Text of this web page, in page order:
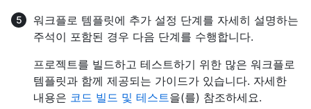
워크플로 템플릿에 추가 설정 단계를 자세히 설명하는
주석이 포함된 경우 다음 단계를 수행합니다.
프로젝트를 빌드하고 테스트하기 위한 많은 워크플로
템플릿과 함께 제공되는 가이드가 있습니다. 자세한
내용은 코드 빌드 및 테스트을(를) 참조하세요.